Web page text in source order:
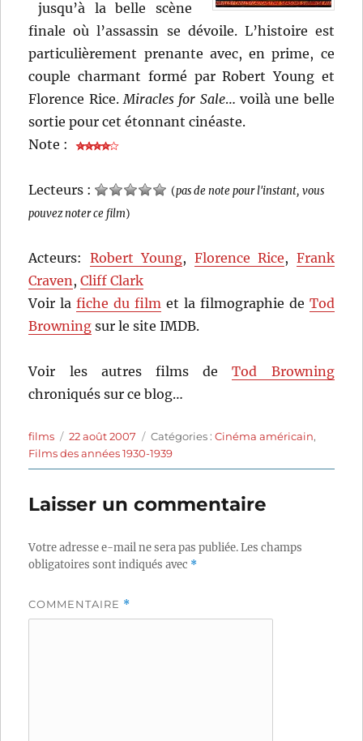
jusqu’à la belle scène
finale où l’assassin se dévoile. L’histoire est
particulièrement prenante avec, en prime, ce
couple charmant formé par Robert Young et
Florence Rice.Miracles for Sale… voilà une belle
sortie pour cet étonnant cinéaste.
Note :
Lecteurs : (pas de note pour l'instant, vous
pouvez noter ce film)
Acteurs: Robert Young, Florence Rice, Frank
Craven,Cliff Clark
Voir lafiche du film et la filmographie de Tod
Browning sur le site IMDB.
Voir les autres films deTod Browning
chroniqués sur ce blog…
Auteur
films
Publié
le
22 août 2007 Catégories
Catégories :Cinéma américain,
Films des années 1930-1939
Laisser un commentaire
Votre adresse e-mail ne sera pas publiée.Les champs
obligatoires sont indiqués avec *
COMMENTAIRE *